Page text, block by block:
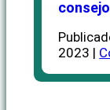
2023 |